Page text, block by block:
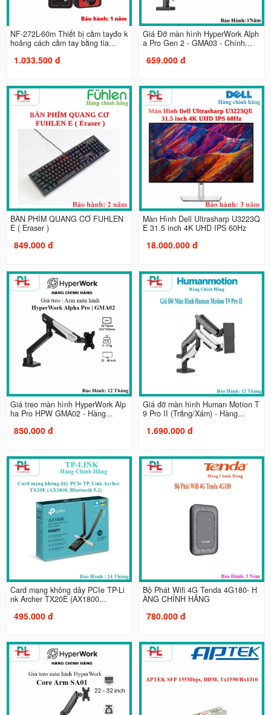
NF-272L-60m Thiết bị cầm tayđo k
hoảng cách cầm tay bằng tia...
1.033.500 đ
Giá Đỡ màn hình HyperWork Alph
a Pro Gen 2 - GMA03 - Chính...
659.000 đ
BÀN PHÍM QUANG CƠ FUHLEN
E ( Eraser )
849.000 đ
Màn Hình Dell Ultrasharp U3223Q
E 31.5 inch 4K UHD IPS 60Hz
18.000.000 đ
Giá treo màn hình HyperWork Alp
ha Pro HPW GMA02 - Hàng...
850.000 đ
Giá đỡ màn hình Human Motion T
9 Pro II (Trắng/Xám) - Hàng...
1.690.000 đ
Card mạng không dây PCIe TP-Li
nk Archer TX20E (AX1800...
495.000 đ
Bộ Phát Wifi 4G Tenda 4G180- H
ÀNG CHÍNH HÃNG
780.000 đ